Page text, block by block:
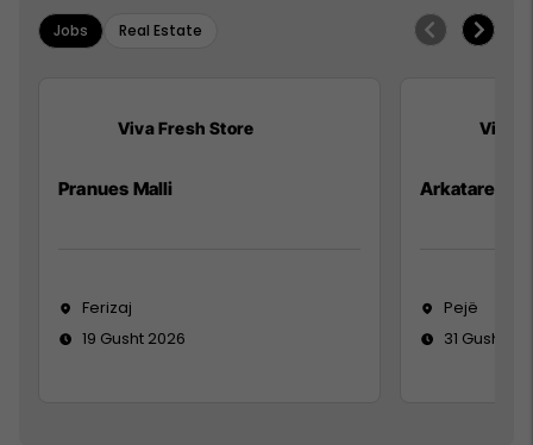
Jobs Real Estate
Viva Fresh Store
Pranues Malli
Ferizaj
19 Gusht 2026
Viva
Arkatare
Pejë
31 Gusht